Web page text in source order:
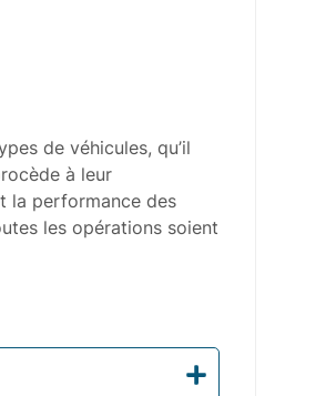
de véhicules, qu’il
à leur
la performance des
les opérations soient